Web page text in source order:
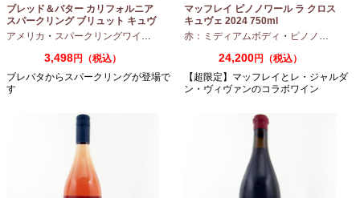
ブレッド＆バター カリフォルニア
スパークリング ブリュット キュヴ
ェ NV 750ml
アメリカ ・ スパークリングワイン シャルドネ
3,498円（税込）
ブレバタからスパークリングが登場で
す
マッフレイ ピノノワール ラ クロス
キュヴェ 2024 750ml
赤：ミディアムボディ ・ ピノノワール
24,200円（税込）
【超限定】マッフレイとレ・ジャルダ
ン・ヴィヴァンのコラボワイン